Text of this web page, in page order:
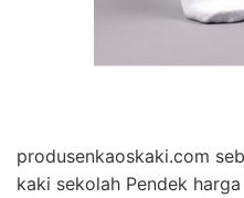
produsenkaoskaki.com
kaki sekolah Pendek